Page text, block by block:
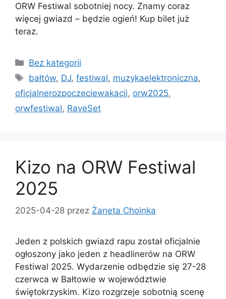
ORW Festiwal sobotniej nocy. Znamy coraz
więcej gwiazd – będzie ogień! Kup bilet już
teraz.
Bez kategorii
bałtów, DJ,festiwal, muzykaelektroniczna,
oficjalnerozpoczeciewakacji, orw2025,
orwfestiwal, RaveSet
Kizo na ORW Festiwal
2025
2025-04-28 przez Żaneta Choinka
Jeden z polskich gwiazd rapu został oficjalnie
ogłoszony jako jeden z headlinerów na ORW
Festiwal 2025. Wydarzenie odbędzie się 27-28
czerwca w Bałtowie w województwie
świętokrzyskim. Kizo rozgrzeje sobotnią scenę